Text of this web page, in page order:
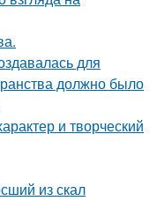
для
должно было
и творческий
из скал